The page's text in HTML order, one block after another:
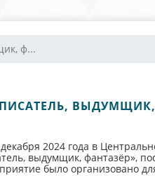
ф...
ВЫДУМЩИК,
2024 года в
выдумщик, фантазёр»,
было организовано